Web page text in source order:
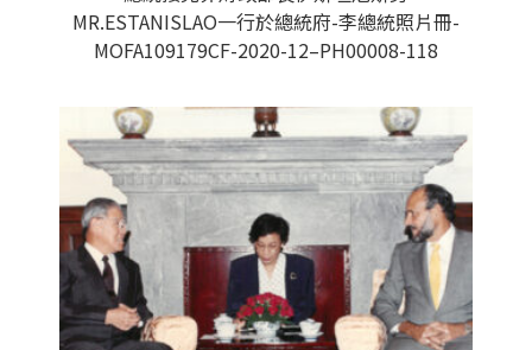
MR.ESTANISLAO一行於總統府-李總統照片冊-
MOFA109179CF-2020-12–PH00008-118